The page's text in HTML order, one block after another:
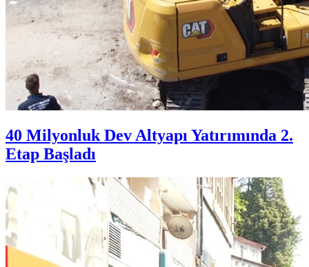
40 Milyonluk Dev Altyapı Yatırımında 2.
Etap Başladı